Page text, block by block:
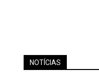
NOTÍCIAS